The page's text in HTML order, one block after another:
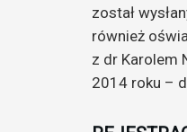
został
również
z dr Karolem
2014 roku –